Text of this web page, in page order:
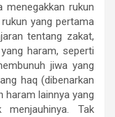
menegakkan rukun
yang pertama
tentang zakat,
haram, seperti
jiwa yang
haq (dibenarkan
haram lainnya yang
Tak